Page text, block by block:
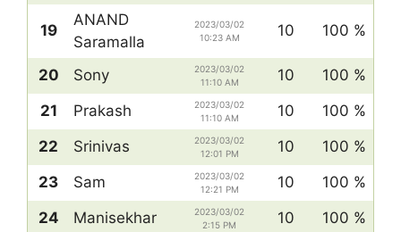
19
ANAND
Saramalla
2023/03/02
10:23 AM
10 100 %
20 Sony
2023/03/02
11:10 AM
10
100 %
21
Prakash
2023/03/02
11:10 AM
10
100 %
22
Srinivas
2023/03/02
12:01 PM
10
100 %
23
Sam
2023/03/02
12:21 PM
10
100 %
24
Manisekhar
2023/03/02
2:15 PM
10
100 %